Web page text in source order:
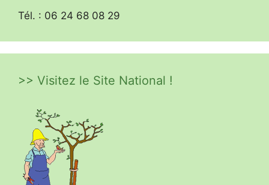
Tél. : 06 24 68 08 29
>> Visitez le Site National !